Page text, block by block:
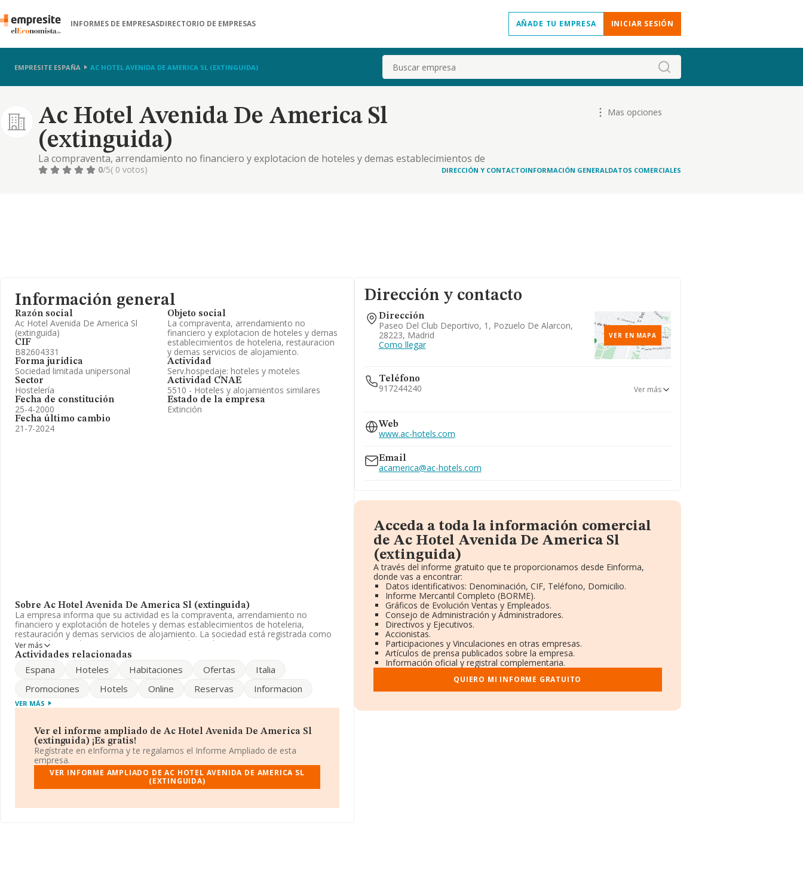
INFORMES DE EMPRESASDIRECTORIO DE EMPRESAS AÑADE TU EMPRESA INICIAR SESIÓN
EMPRESITE ESPAÑA AC HOTEL AVENIDA DE AMERICA SL (EXTINGUIDA) Buscar
Ac Hotel Avenida De America Sl
(extinguida)
La compraventa, arrendamiento no financiero y explotacion de hoteles y demas establecimientos de
hoteleria, restauracion y demas servicios de alojamiento.
Mas opciones
0/5( 0 votos) DIRECCIÓN Y CONTACTOINFORMACIÓN GENERALDATOS COMERCIALES
Información general
Razón social
Ac Hotel Avenida De America Sl
(extinguida)
CIF
B82604331
Forma jurídica
Sociedad limitada unipersonal
Sector
Hostelería
Fecha de constitución
25-4-2000
Fecha último cambio
21-7-2024
Objeto social
La compraventa, arrendamiento no
financiero y explotacion de hoteles y demas
establecimientos de hoteleria, restauracion
y demas servicios de alojamiento.
Actividad
Serv.hospedaje: hoteles y moteles
Actividad CNAE
5510 - Hoteles y alojamientos similares
Estado de la empresa
Extinción
Sobre Ac Hotel Avenida De America Sl (extinguida)
La empresa informa que su actividad es la compraventa, arrendamiento no
financiero y explotación de hoteles y demas establecimientos de hoteleria,
restauración y demas servicios de alojamiento. La sociedad está registrada como
Sociedad Limitada. Tiene CNAE: 5510 - 'Hoteles y alojamientos similares'. La
sociedad no tiene actividad en mercados exteriores.
En cuanto al rendimiento de la compañía en 2023, comparado con el año anterior,
resultado en cuanto a beneficios.
Para llamar las oficinas se puede hacer a través del número 917244240 y su correo
hotels.com.
La sociedadAc Hotel Avenida de America S.L (extinguida), B82604331, se
encuentra en Paseo Del Club Deportivo Pq. Empresarial núm. 1, (28223), en el
municipio de Pozuelo De Alarcón, Madrid.
En relación con el sector y disponiendo de los datos de hasta 25.455 empresas, en
media entre todas las compañías es de 1 millón de euros de ventas en 2023. En
Ver más
Actividades relacionadas
Espana Hoteles Habitaciones Ofertas
Italia
Promociones
Hotels Online Reservas Informacion
VER MÁS
Ver el informe ampliado de Ac Hotel Avenida De America Sl
(extinguida) ¡Es gratis!
Regístrate en eInforma y te regalamos el Informe Ampliado de esta
empresa.
VER INFORME AMPLIADO DE AC HOTEL AVENIDA DE AMERICA SL
(EXTINGUIDA)
Dirección y contacto
Dirección
Paseo Del Club Deportivo, 1, Pozuelo De Alarcon,
28223, Madrid
Como llegar
VER EN MAPA
Teléfono
917244240
916230700
Ver más
Web
www.ac-hotels.com
Email
acamerica@ac-hotels.com
Acceda a toda la información comercial
de Ac Hotel Avenida De America Sl
(extinguida)
A través del informe gratuito que te proporcionamos desde Einforma,
donde vas a encontrar:
Datos identificativos: Denominación, CIF, Teléfono, Domicilio.
Informe Mercantil Completo (BORME).
Gráficos de Evolución Ventas y Empleados.
Consejo de Administración y Administradores.
Directivos y Ejecutivos.
Accionistas.
Participaciones y Vinculaciones en otras empresas.
Artículos de prensa publicados sobre la empresa.
Información oficial y registral complementaria.
QUIERO MI INFORME GRATUITO